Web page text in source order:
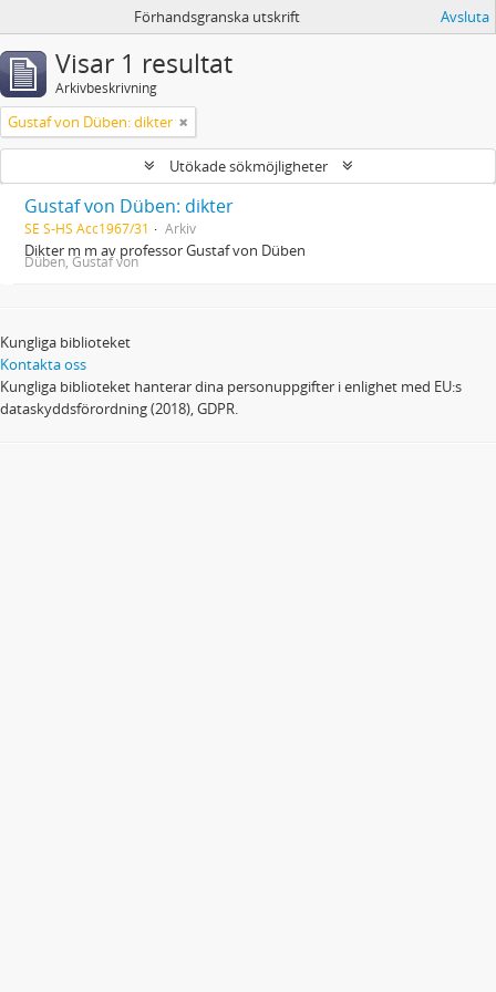
Förhandsgranska utskrift Avsluta
Visar 1 resultat
Arkivbeskrivning
Gustaf von Düben: dikter
Utökade sökmöjligheter
Gustaf von Düben: dikter
SE S-HS Acc1967/31 Arkiv
Dikter m m av professor Gustaf von Düben
Düben, Gustaf von
Kungliga biblioteket
Kontakta oss
Kungliga biblioteket hanterar dina personuppgifter i enlighet med EU:s
dataskyddsförordning (2018), GDPR.